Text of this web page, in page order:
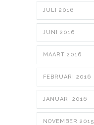
JULI 2016
JUNI 2016
MAART 2016
FEBRUARI 2016
JANUARI 2016
NOVEMBER 2015